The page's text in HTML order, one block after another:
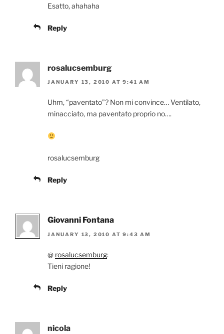
Esatto, ahahaha
Reply
rosalucsemburg
JANUARY 13, 2010 AT 9:41 AM
Uhm, “paventato”? Non mi convince… Ventilato,
minacciato, ma paventato proprio no….
rosalucsemburg
Reply
Giovanni Fontana
JANUARY 13, 2010 AT 9:43 AM
@ rosalucsemburg:
Tieni ragione!
Reply
nicola